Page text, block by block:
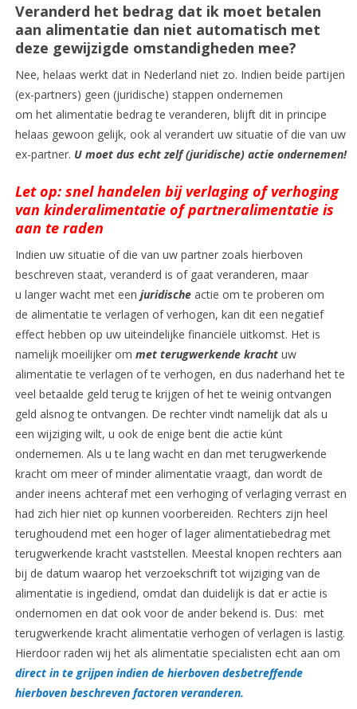
Veranderd het bedrag dat ik moet betalen
aan alimentatie dan niet automatisch met
deze gewijzigde omstandigheden mee?
Nee, helaas werkt dat in Nederland niet zo. Indien beide partijen
(ex-partners) geen (juridische) stappen ondernemen
om het alimentatie bedrag te veranderen, blijft dit in principe
helaas gewoon gelijk, ook al verandert uw situatie of die van uw
ex-partner. U moet dus echt zelf (juridische) actie ondernemen!
Let op: snel handelen bij verlaging of verhoging
van kinderalimentatie of partneralimentatie is
aan te raden
Indien uw situatie of die van uw partner zoals hierboven
beschreven staat, veranderd is of gaat veranderen, maar
u langer wacht met een juridische actie om te proberen om
de alimentatie te verlagen of verhogen, kan dit een negatief
effect hebben op uw uiteindelijke financiële uitkomst. Het is
namelijk moeilijker om metterugwerkende krachtuw
alimentatie te verlagen of te verhogen, en dus naderhand het te
veel betaalde geld terug te krijgen of het te weinig ontvangen
geld alsnog te ontvangen. De rechter vindt namelijk dat als u
een wijziging wilt, u ook de enige bent die actie kúnt
ondernemen. Als u te lang wacht en dan met terugwerkende
kracht om meer of minder alimentatie vraagt, dan wordt de
ander ineens achteraf met een verhoging of verlaging verrast en
had zich hier niet op kunnen voorbereiden. Rechters zijn heel
terughoudend met een hoger of lager alimentatiebedrag met
terugwerkende kracht vaststellen. Meestal knopen rechters aan
bij de datum waarop het verzoekschrift tot wijziging van de
alimentatie is ingediend, omdat dan duidelijk is dat er actie is
ondernomen en dat ook voor de ander bekend is. Dus: met
terugwerkende kracht alimentatie verhogen of verlagen is lastig.
Hierdoor raden wij het als alimentatie specialisten echt aan om
direct in te grijpen indien de hierboven desbetreffende
hierboven beschreven factoren veranderen.